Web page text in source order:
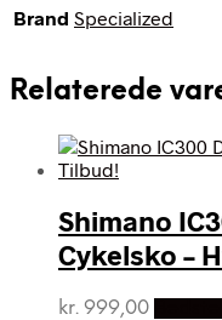
Brand Specialized
Relaterede
Shimano
Cykelsko –
kr. 999,00